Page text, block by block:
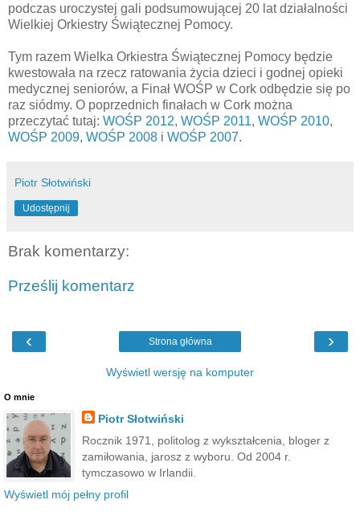
podczas uroczystej gali podsumowującej 20 lat działalności
Wielkiej Orkiestry Świątecznej Pomocy.
Tym razem Wielka Orkiestra Świątecznej Pomocy będzie
kwestowała na rzecz ratowania życia dzieci i godnej opieki
medycznej seniorów, a Finał WOŚP w Cork odbędzie się po
raz siódmy. O poprzednich finałach w Cork można
przeczytać tutaj: WOŚP 2012, WOŚP 2011, WOŚP 2010,
WOŚP 2009, WOŚP 2008 i WOŚP 2007.
Piotr Słotwiński
Udostępnij
Brak komentarzy:
Prześlij komentarz
‹ ›
Strona główna
Wyświetl wersję na komputer
O mnie
Piotr Słotwiński
Rocznik 1971, politolog z wykształcenia, bloger z
zamiłowania, jarosz z wyboru. Od 2004 r.
tymczasowo w Irlandii.
Wyświetl mój pełny profil